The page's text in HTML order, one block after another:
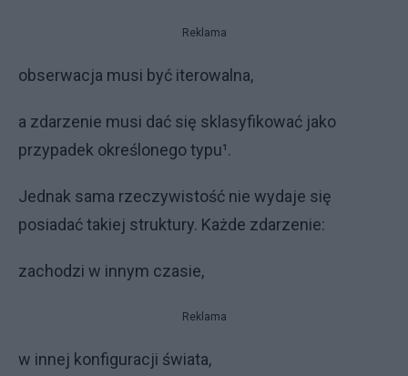
Reklama
obserwacja musi być iterowalna,
a zdarzenie musi dać się sklasyfikować jako
przypadek określonego typu¹.
Jednak sama rzeczywistość nie wydaje się
posiadać takiej struktury. Każde zdarzenie:
zachodzi w innym czasie,
Reklama
w innej konfiguracji świata,